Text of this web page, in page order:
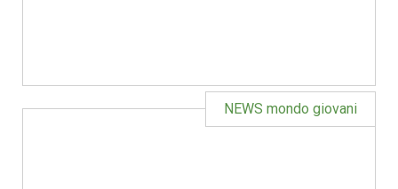
NEWS mondo giovani